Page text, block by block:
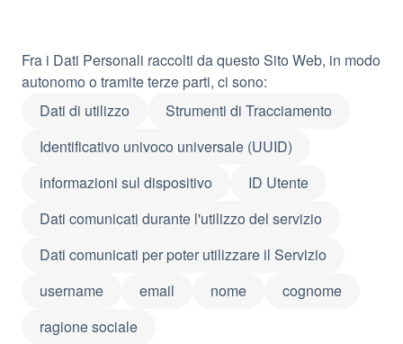
Fra i Dati Personali raccolti da questo Sito Web, in modo
autonomo o tramite terze parti, ci sono:
Dati di utilizzo
Strumenti di Tracciamento
Identificativo univoco universale (UUID)
informazioni sul dispositivo
ID Utente
Dati comunicati durante l'utilizzo del servizio
Dati comunicati per poter utilizzare il Servizio
username
email nome
cognome
ragione sociale